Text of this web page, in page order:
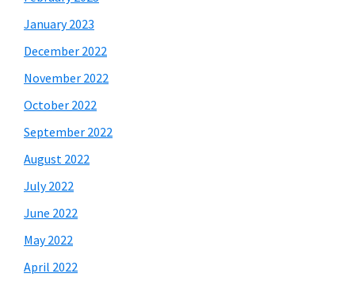
January 2023
December 2022
November 2022
October 2022
September 2022
August 2022
July 2022
June 2022
May 2022
April 2022